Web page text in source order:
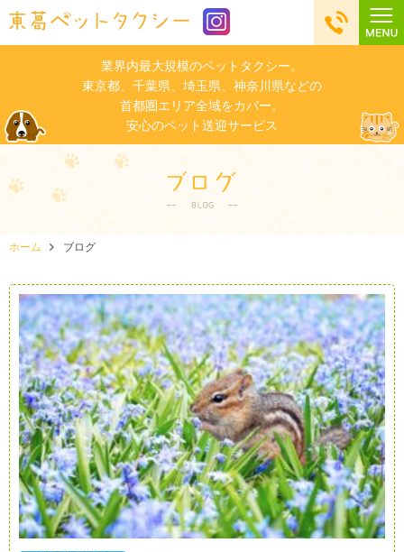
業界内最大規模のペットタクシー。
東京都、千葉県、埼玉県、神奈川県などの
首都圏エリア全域をカバー。
安心のペット送迎サービス
ホーム ブログ